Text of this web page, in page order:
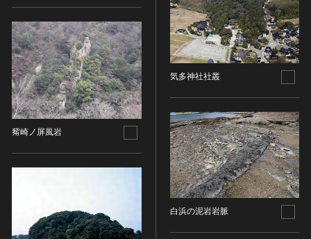
觜崎ノ屏風岩
気多神社社叢
白浜の泥岩岩脈
宋 [中国]
元 [中国]
明 [中国]
清 [中国]
近現代 [中国]
木簡・木製品類
骨角・牙・貝製品類
その他
歴史資料／書跡・典籍／古文書
文書・書籍
絵図・地図
その他
伝統芸能
歌舞伎
音楽
地方指定文化財
COPYRIGHT NOT EVALUATED（著作権未評価）
COPYRIGHT UNDETERMINED（著作権未決定）
NO KNOWN COPYRIGHT（知る限り著作権なし）
COPYRIGHT UNDETERMINED - JP ORPHAN
WORK（著作権未決定-裁定制度利用著作物）